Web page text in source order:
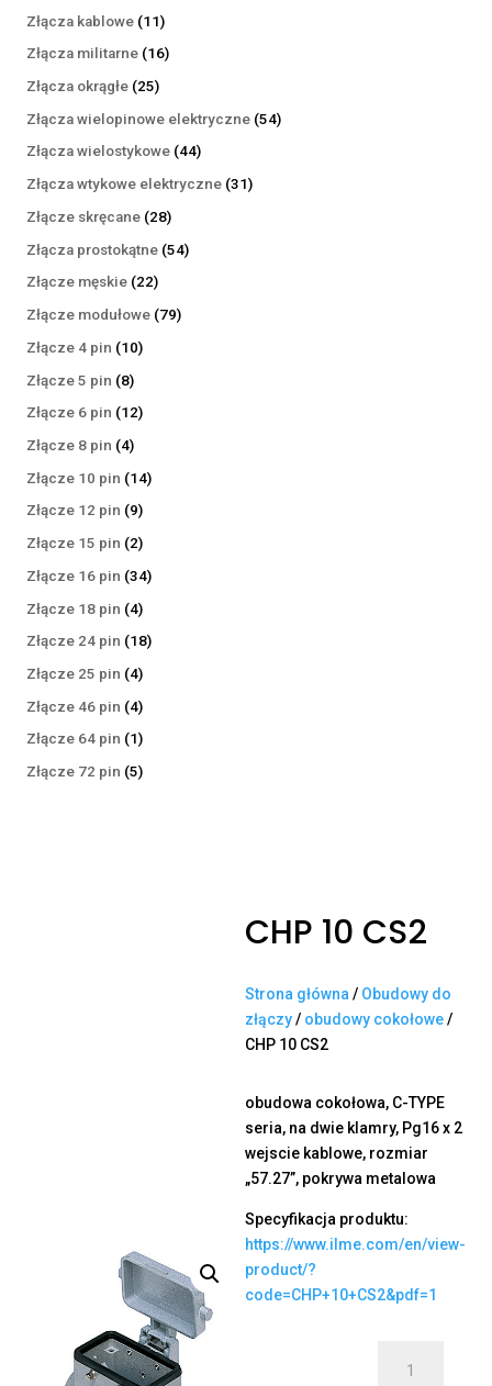
Złącza kablowe 1111
produktów
Złącza militarne 1616
Złącza okrągłe 2525
produktów
Złącza wielopinowe elektryczne 5454
Złącza wielostykowe 4444
produkty
Złącza wtykowe elektryczne 3131
Złącze skręcane 2828
produktów
Złącza prostokątne 5454
Złącze męskie 2222
produkty
Złącze modułowe 7979
Złącze 4 pin 1010
Złącze 5 pin 88
produktów
Złącze 6 pin 1212
Złącze 8 pin 44
produkty
Złącze 10 pin 1414
Złącze 12 pin 99
produktów
Złącze 15 pin 22
produkty
Złącze 16 pin 3434
Złącze 18 pin 44
produkty
Złącze 24 pin 1818
Złącze 25 pin 44
produkty
Złącze 46 pin 44
produkty
Złącze 64 pin 11
produkt
Złącze 72 pin 55
CHP 10 CS2
Strona główna / Obudowy do
złączy/ obudowy cokołowe/
CHP 10 CS2
obudowa cokołowa, C-TYPE
seria, na dwie klamry, Pg16 x 2
wejscie kablowe, rozmiar
„57.27”, pokrywa metalowa
Specyfikacja produktu:
https://www.ilme.com/en/view-
product/?
code=CHP+10+CS2&pdf=1